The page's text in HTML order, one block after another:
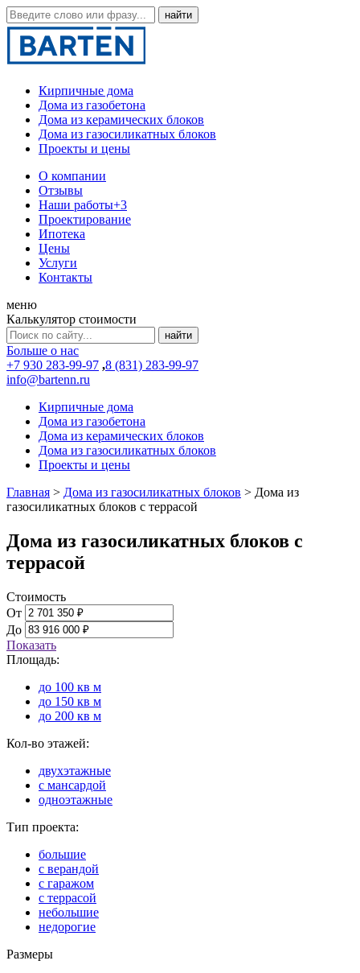
Кирпичные дома
Дома из газобетона
Дома из керамических блоков
Дома из газосиликатных блоков
Проекты и цены
О компании
Отзывы
Наши работы+3
Проектирование
Ипотека
Цены
Услуги
Контакты
меню
Калькулятор стоимости
Больше о нас
+7 930 283-99-97 ,8 (831) 283-99-97
info@bartenn.ru
Кирпичные дома
Дома из газобетона
Дома из керамических блоков
Дома из газосиликатных блоков
Проекты и цены
Главная > Дома из газосиликатных блоков > Дома из
газосиликатных блоков с террасой
Дома из газосиликатных блоков с
террасой
Стоимость
От
До
Показать
Площадь:
до 100 кв м
до 150 кв м
до 200 кв м
Кол-во этажей:
двухэтажные
с мансардой
одноэтажные
Тип проекта:
большие
с верандой
с гаражом
с террасой
небольшие
недорогие
Размеры